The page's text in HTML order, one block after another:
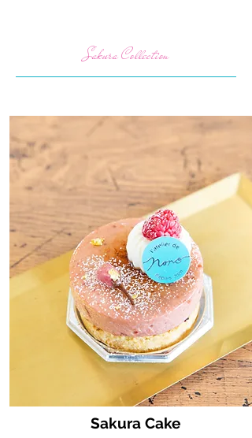
Sakura Collection
Sakura Cake